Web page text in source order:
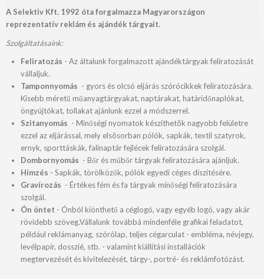
A Selektiv Kft. 1992 óta forgalmazza Magyarországon
reprezentatív reklám és ajándék tárgyait.
Szolgáltatásaink:
Feliratozás - Az általunk forgalmazott ajándéktárgyak feliratozását
vállaljuk.
Tamponnyomás - gyors és olcsó eljárás szórócikkek feliratozására.
Kisebb méretű műanyagtárgyakat, naptárakat, határidőnaplókat,
öngyújtókat, tollakat ajánlunk ezzel a módszerrel.
Szitanyomás - Minőségi nyomatok készíthetõk nagyobb felületre
ezzel az eljárással, mely elsõsorban pólók, sapkák, textil szatyrok,
ernyk, sporttáskák, falinaptár fejlécek feliratozására szolgál.
Dombornyomás - Bőr és műbőr tárgyak feliratozására ajánljuk.
Hímzés - Sapkák, törölközők, pólók egyedi céges díszítésére.
Gravírozás - Értékes fém és fa tárgyak minőségi feliratozására
szolgál.
Ón öntet - Ónból kiönthető a céglogó, vagy egyéb logó, vagy akár
rövidebb szöveg.Vállalunk továbbá mindenféle grafikai feladatot,
például reklámanyag, szórólap, teljes cégarculat - embléma, névjegy,
levélpapír, dosszié, stb. - valamint kiállítási installációk
megtervezését és kivitelezését, tárgy-, portré- és reklámfotózást.